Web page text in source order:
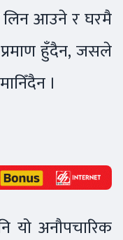
लिन आउने र घरमै
हुँदैन, जसले
।
यो अनौपचारिक